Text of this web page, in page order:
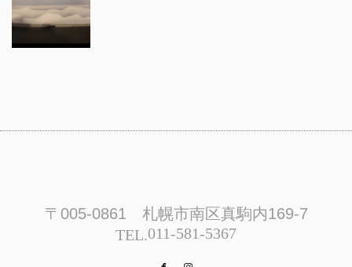
〒005-0861 札幌市南区真駒内169-7
TEL.011-581-5367